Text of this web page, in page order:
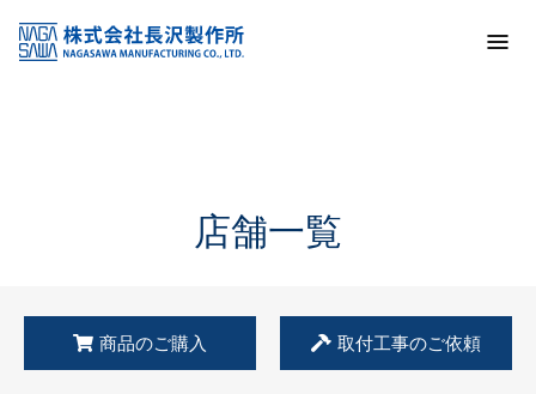
KSS加盟店・取扱店情報
店舗一覧
店舗一覧
商品のご購入 取付工事のご依頼